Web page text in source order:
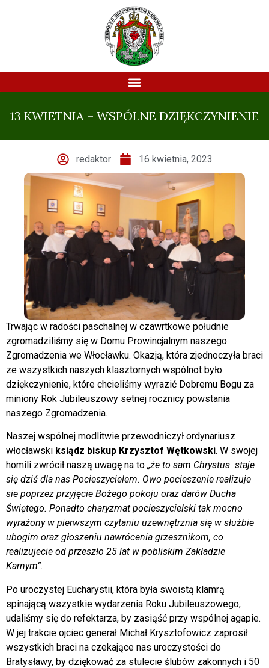
13 KWIETNIA – WSPÓLNE DZIĘKCZYNIENIE
redaktor 16 kwietnia, 2023
Trwając w radości paschalnej w czawrtkowe południe
zgromadziliśmy się w Domu Prowincjalnym naszego
Zgromadzenia we Włocławku. Okazją, która zjednoczyła braci
ze wszystkich naszych klasztornych wspólnot było
dziękczynienie, które chcieliśmy wyrazić Dobremu Bogu za
miniony Rok Jubileuszowy setnej rocznicy powstania
naszego Zgromadzenia.
Naszej wspólnej modlitwie przewodniczył ordynariusz
włocławski ksiądz biskup Krzysztof Wętkowski. W swojej
homili zwrócił naszą uwagę na to „że to sam Chrystus staje
się dziś dla nas Pocieszycielem. Owo pocieszenie realizuje
sie poprzez przyjęcie Bożego pokoju oraz darów Ducha
Świętego. Ponadto charyzmat pocieszycielski tak mocno
wyrażony w pierwszym czytaniu uzewnętrznia się w służbie
ubogim oraz głoszeniu nawrócenia grzesznikom, co
realizujecie od przeszło 25 lat w pobliskim Zakładzie
Karnym”.
Po uroczystej Eucharystii, która była swoistą klamrą
spinającą wszystkie wydarzenia Roku Jubileuszowego,
udaliśmy się do refektarza, by zasiąść przy wspólnej agapie.
W jej trakcie ojciec generał Michał Krysztofowicz zaprosił
wszystkich braci na czekające nas uroczystości do
Bratysławy, by dziękować za stulecie ślubów zakonnych i 50